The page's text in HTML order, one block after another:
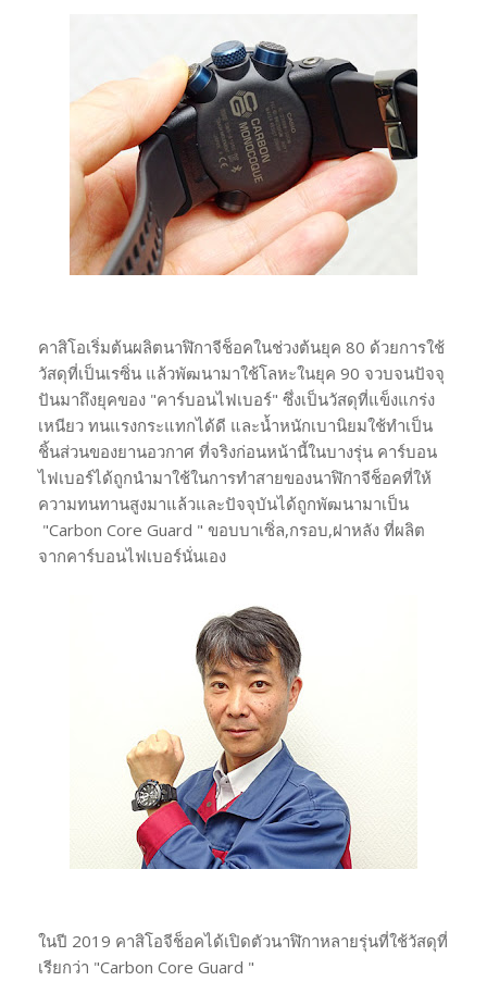
คาสิโอเริ่มต้นผลิตนาฬิกาจีช็อคในช่วงต้นยุค 80 ด้วยการใช้
วัสดุที่เป็นเรซิ่น แล้วพัฒนามาใช้โลหะในยุค 90 จวบจนปัจจุ
ปันมาถึงยุคของ "คาร์บอนไฟเบอร์" ซึ่งเป็นวัสดุที่แข็งแกร่ง
เหนียว ทนแรงกระแทกได้ดี และน้ำหนักเบานิยมใช้ทำเป็น
ชิ้นส่วนของยานอวกาศ ที่จริงก่อนหน้านี้ในบางรุ่น คาร์บอน
ไฟเบอร์ได้ถูกนำมาใช้ในการทำสายของนาฬิกาจีช็อคที่ให้
ความทนทานสูงมาแล้วและปัจจุบันได้ถูกพัฒนามาเป็น
"Carbon Core Guard " ขอบบาเซิ่ล,กรอบ,ฝาหลัง ที่ผลิต
จากคาร์บอนไฟเบอร์นั่นเอง
ในปี 2019 คาสิโอจีช็อคได้เปิดตัวนาฬิกาหลายรุ่นที่ใช้วัสดุที่
เรียกว่า "Carbon Core Guard "